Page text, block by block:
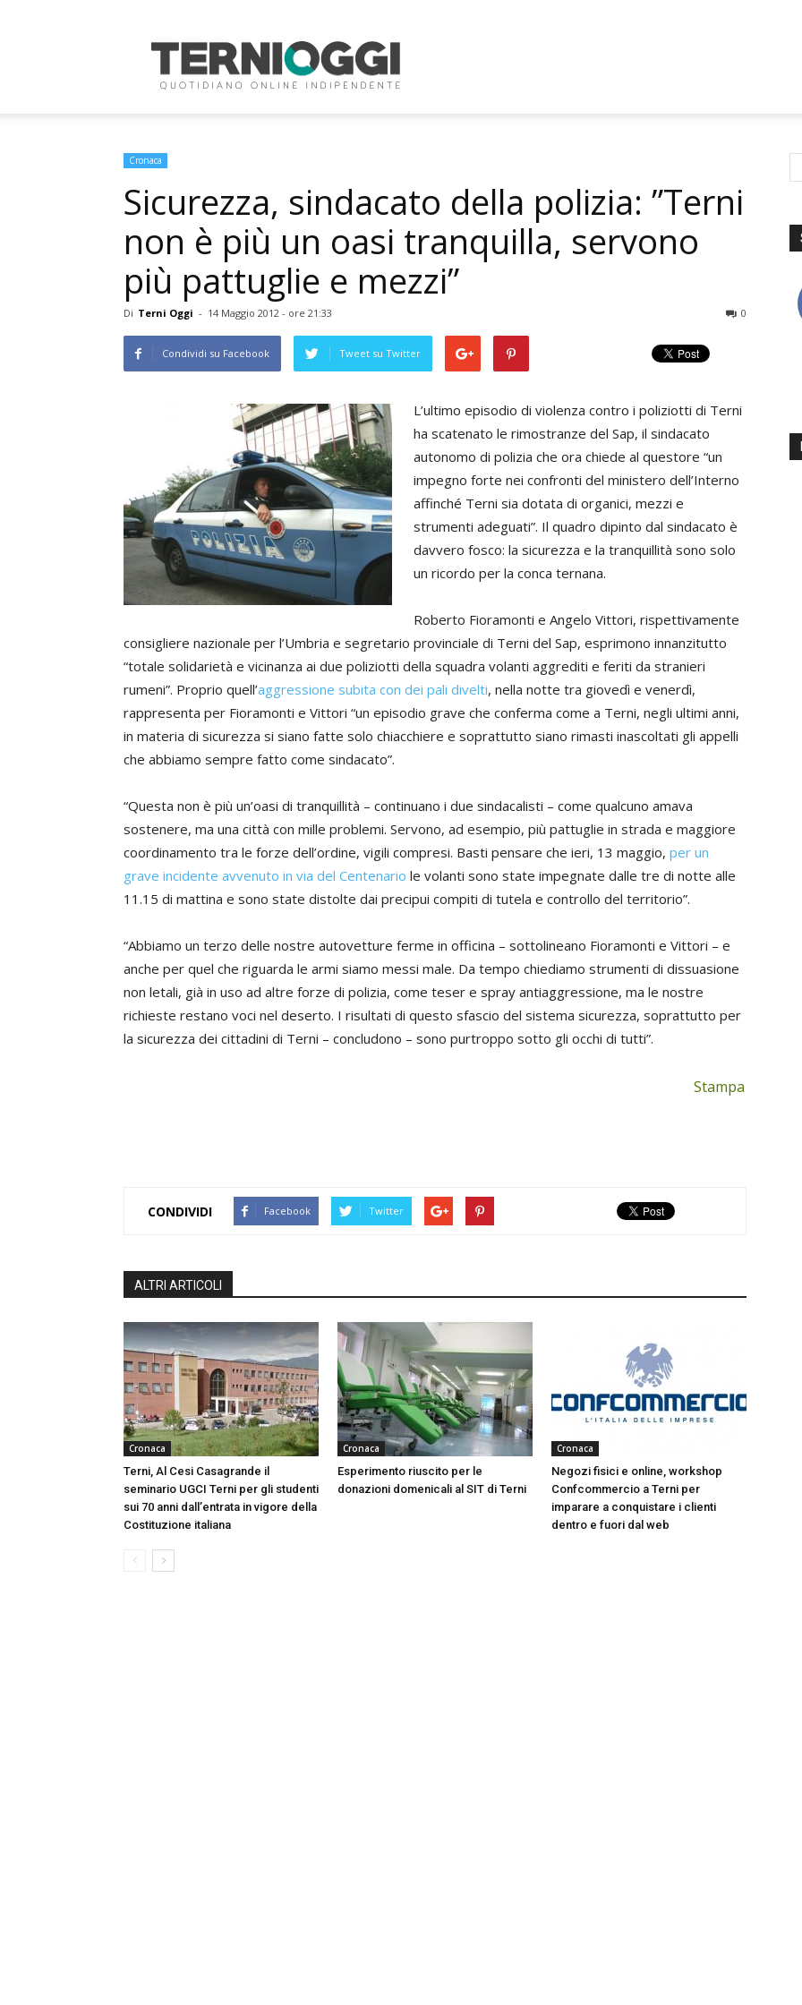
Oggi
Cronaca
Sicurezza, sindacato della polizia: ”Terni
non è più un oasi tranquilla, servono
più pattuglie e mezzi”
Di Terni Oggi - 14 Maggio 2012 - ore 21:33 0
Condividi su Facebook Tweet su Twitter
L’ultimo episodio di violenza contro i poliziotti di Terni
ha scatenato le rimostranze del Sap, il sindacato
autonomo di polizia che ora chiede al questore “un
impegno forte nei confronti del ministero dell’Interno
affinché Terni sia dotata di organici, mezzi e
strumenti adeguati”. Il quadro dipinto dal sindacato è
davvero fosco: la sicurezza e la tranquillità sono solo
un ricordo per la conca ternana.
Roberto Fioramonti e Angelo Vittori, rispettivamente
consigliere nazionale per l’Umbria e segretario provinciale di Terni del Sap, esprimono innanzitutto
“totale solidarietà e vicinanza ai due poliziotti della squadra volanti aggrediti e feriti da stranieri
rumeni”. Proprio quell’aggressione subita con dei pali divelti, nella notte tra giovedì e venerdì,
rappresenta per Fioramonti e Vittori “un episodio grave che conferma come a Terni, negli ultimi anni,
in materia di sicurezza si siano fatte solo chiacchiere e soprattutto siano rimasti inascoltati gli appelli
che abbiamo sempre fatto come sindacato”.
“Questa non è più un’oasi di tranquillità – continuano i due sindacalisti – come qualcuno amava
sostenere, ma una città con mille problemi. Servono, ad esempio, più pattuglie in strada e maggiore
coordinamento tra le forze dell’ordine, vigili compresi. Basti pensare che ieri, 13 maggio, per un
grave incidente avvenuto in via del Centenario le volanti sono state impegnate dalle tre di notte alle
11.15 di mattina e sono state distolte dai precipui compiti di tutela e controllo del territorio”.
“Abbiamo un terzo delle nostre autovetture ferme in officina – sottolineano Fioramonti e Vittori – e
anche per quel che riguarda le armi siamo messi male. Da tempo chiediamo strumenti di dissuasione
non letali, già in uso ad altre forze di polizia, come teser e spray antiaggressione, ma le nostre
richieste restano voci nel deserto. I risultati di questo sfascio del sistema sicurezza, soprattutto per
la sicurezza dei cittadini di Terni – concludono – sono purtroppo sotto gli occhi di tutti”.
Stampa
CONDIVIDI Facebook Twitter
ALTRI ARTICOLI
Cronaca
Terni, Al Cesi Casagrande il
seminario UGCI Terni per gli studenti
sui 70 anni dall’entrata in vigore della
Costituzione italiana
Cronaca
Esperimento riuscito per le
donazioni domenicali al SIT di Terni
Cronaca
Negozi fisici e online, workshop
Confcommercio a Terni per
imparare a conquistare i clienti
dentro e fuori dal web